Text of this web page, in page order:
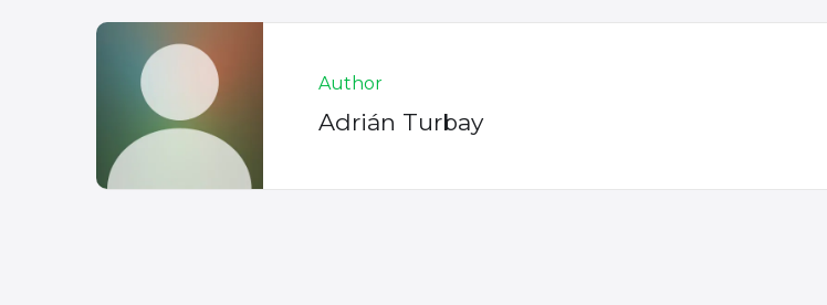
o
o
k
p
Author
Adrián Turbay